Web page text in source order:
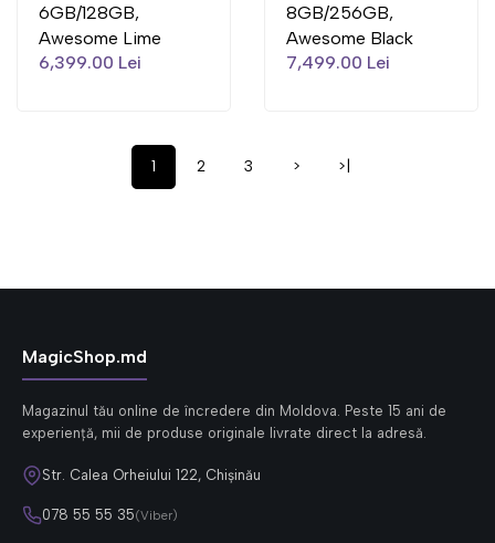
6GB/128GB,
Awesome Lime
6,399.00 Lei
8GB/256GB,
Awesome Black
7,499.00 Lei
1 2 3 > >|
MagicShop.md
Magazinul tău online de încredere din Moldova. Peste 15 ani de
experiență, mii de produse originale livrate direct la adresă.
Str. Calea Orheiului 122, Chișinău
078 55 55 35(Viber)